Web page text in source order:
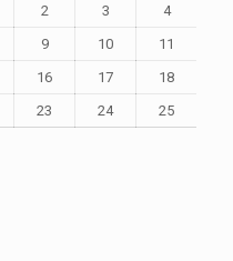
2 3
4
9 10
11
16 17
18
23 24
25